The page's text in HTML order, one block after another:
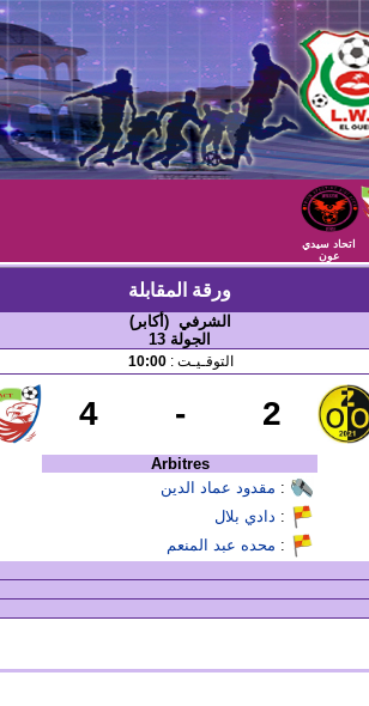
اتحاد سيدي
عون
ورقة المقابلة
الشرفي (أكابر)
الجولة 13
التوقـيـت : 10:00
2
-
4
Arbitres
: مقدود عماد الدين
: دادي بلال
: محده عبد المنعم